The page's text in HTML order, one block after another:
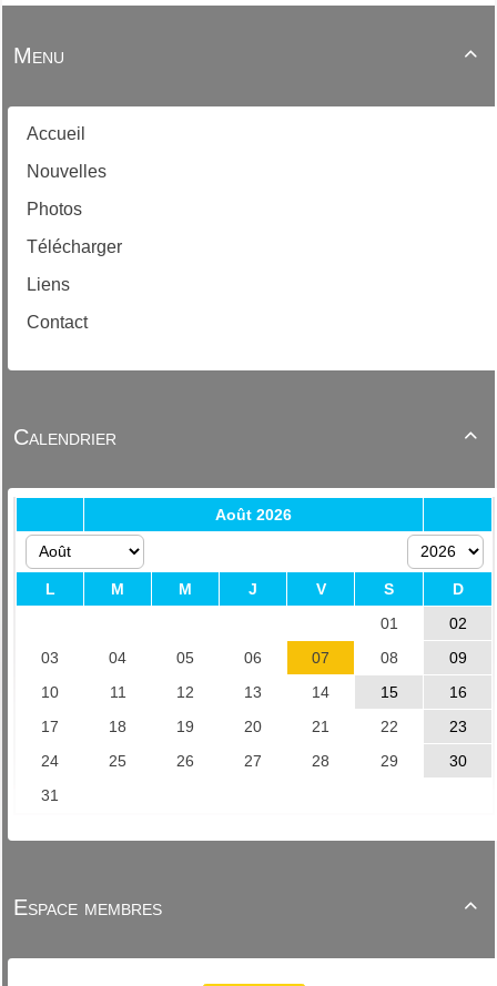

Menu
Accueil
Nouvelles
Photos
Télécharger
Liens
Contact

Calendrier

Espace membres